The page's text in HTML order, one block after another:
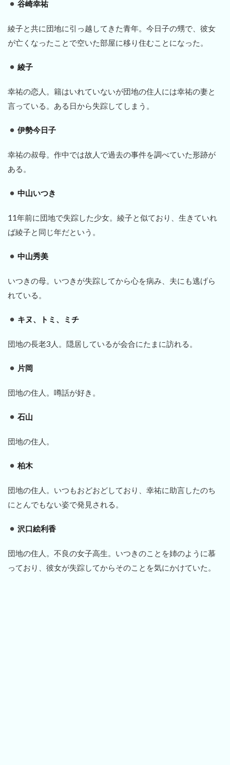
谷崎幸祐
綾子と共に団地に引っ越してきた青年。今日子の甥で、彼女
が亡くなったことで空いた部屋に移り住むことになった。
綾子
幸祐の恋人。籍はいれていないが団地の住人には幸祐の妻と
言っている。ある日から失踪してしまう。
伊勢今日子
幸祐の叔母。作中では故人で過去の事件を調べていた形跡が
ある。
中山いつき
11年前に団地で失踪した少女。綾子と似ており、生きていれ
ば綾子と同じ年だという。
中山秀美
いつきの母。いつきが失踪してから心を病み、夫にも逃げら
れている。
キヌ、トミ、ミチ
団地の長老3人。隠居しているが会合にたまに訪れる。
片岡
団地の住人。噂話が好き。
石山
団地の住人。
柏木
団地の住人。いつもおどおどしており、幸祐に助言したのち
にとんでもない姿で発見される。
沢口絵利香
団地の住人。不良の女子高生。いつきのことを姉のように慕
っており、彼女が失踪してからそのことを気にかけていた。